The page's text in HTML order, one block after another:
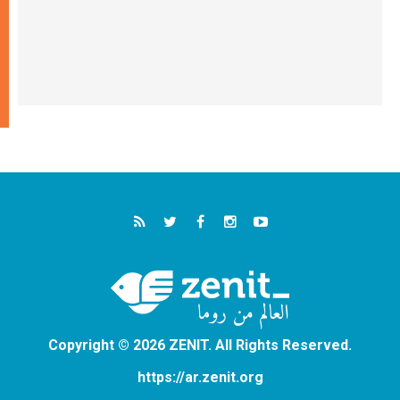
Copyright © 2026 ZENIT. All Rights Reserved.
https://ar.zenit.org